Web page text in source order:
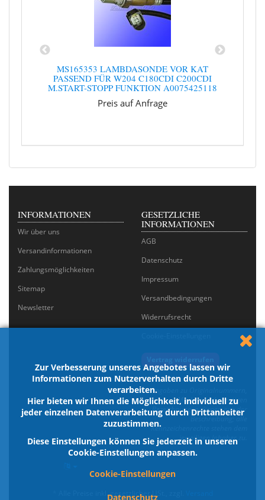
Zur Verbesserung unseres Angebotes lassen wir
Informationen zum Nutzerverhalten durch Dritte
verarbeiten.
Hier bieten wir Ihnen die Möglichkeit, individuell zu
jeder einzelnen Datenverarbeitung durch Drittanbeiter
zuzustimmen.
Diese Einstellungen können Sie jederzeit in unseren
Cookie-Einstellungen anpassen.
Cookie-Einstellungen
Datenschutz
MS165353 LAMBDASONDE VOR KAT
PASSEND FÜR W204 C180CDI C200CDI
M.START-STOPP FUNKTION A0075425118
Preis auf Anfrage
INFORMATIONEN
Wir über uns
Versandinformationen
Zahlungsmöglichkeiten
Sitemap
Newsletter
GESETZLICHE
INFORMATIONEN
AGB
Datenschutz
Impressum
Versandbedingungen
Widerrufsrecht
Angaben zu Originalnummern,
Marken und sonstigen
Bezeichnungen dienen nur der
Beschreibung; alle
Kennzeichenrechte stehen dem
jeweiligen Inhaber zu.
Alle Preise inkl. gesetzlicher USt., zzgl.